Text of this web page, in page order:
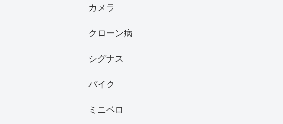
カメラ
クローン病
シグナス
バイク
ミニベロ